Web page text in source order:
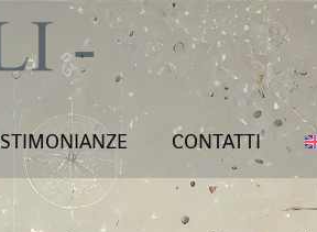
CONTATTI